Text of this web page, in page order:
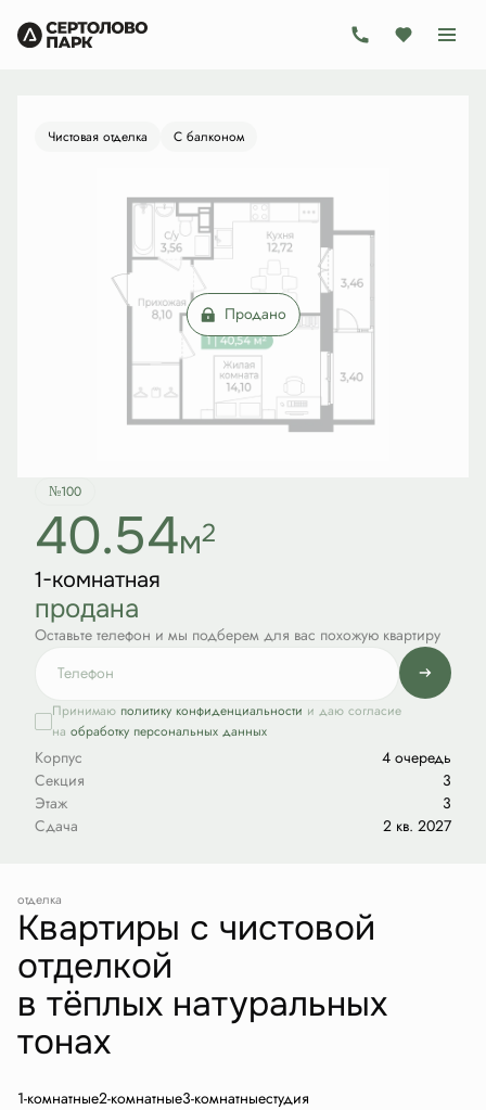
1-комнатная Цена по запросу
Ипотекаот 22 883 руб./мес.
Чистовая отделка С балконом
Продано
№100
40.54м2
1-комнатная
продана
Оставьте телефон и мы подберем для вас похожую квартиру
Принимаю политику конфиденциальности и даю согласие
на обработку персональных данных
Корпус
4 очередь
Секция
3
Этаж
3
Сдача
2 кв. 2027
отделка
Квартиры с чистовой
отделкой
в тёплых натуральных
тонах
1-комнатные2-комнатные3-комнатныестудия